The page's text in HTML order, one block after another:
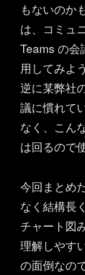
もないのか
は、コミュ
Teams の会
用してみよ
逆に某弊社
議に慣れて
なく、こん
は回るので
今回まとめ
なく結構長
チャート図
理解しやす
の面倒なの